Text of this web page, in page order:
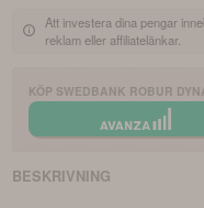
Att investera dina pengar
reklam eller affiliatelänkar.
KÖP SWEDBANK ROBUR
BESKRIVNING